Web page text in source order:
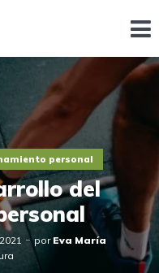
personal
del
por Eva María